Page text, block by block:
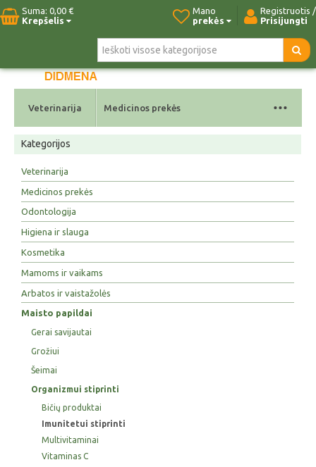
Suma: 0,00 €
Krepšelis
Registruotis /
Prisijungti
Mano
prekės
Pradžia Naujos prekės Kontaktai
Veterinarija Medicinos prekės ...
Kategorijos
Veterinarija
Medicinos prekės
Odontologija
Higiena ir slauga
Kosmetika
Mamoms ir vaikams
Arbatos ir vaistažolės
Maisto papildai
Gerai savijautai
Grožiui
Šeimai
Organizmui stiprinti
Bičių produktai
Imunitetui stiprinti
Multivitaminai
Vitaminas C